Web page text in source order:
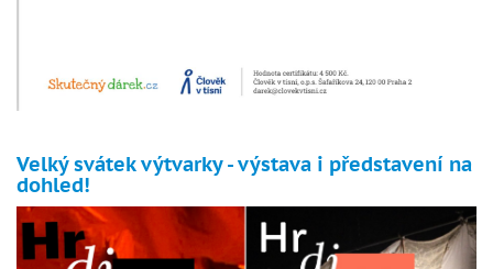
Velký svátek výtvarky - výstava i představení na
dohled!